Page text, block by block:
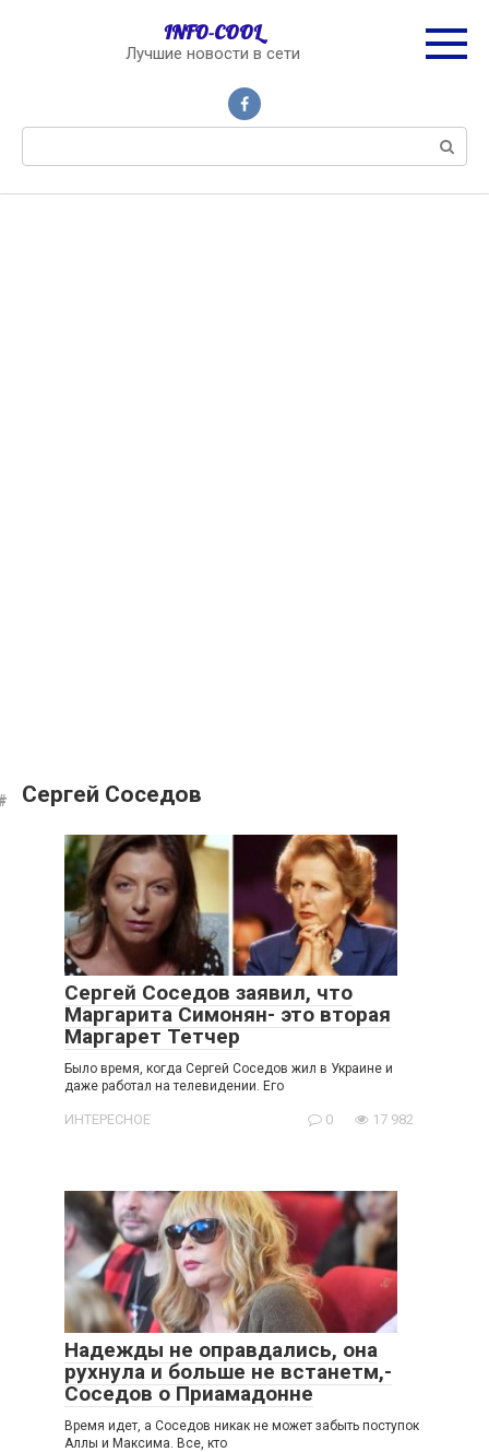
INFO-COOL
Лучшие новости в сети
Сергей Соседов
Сергей Соседов заявил, что
Маргарита Симонян- это вторая
Маргарет Тетчер
Было время, когда Сергей Соседов жил в Украине и
даже работал на телевидении. Его
ИНТЕРЕСНОЕ 0 17 982
Надежды не оправдались, она
рухнула и больше не встанетм,-
Соседов о Приамадонне
Время идет, а Соседов никак не может забыть поступок
Аллы и Максима. Все, кто